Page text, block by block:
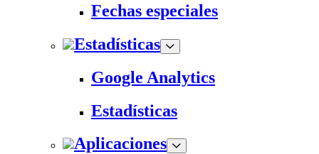
Fechas especiales
Estadísticas
Google Analytics
Estadísticas
Aplicaciones